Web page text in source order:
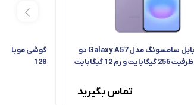
گوشی موبایل سامسونگ مدل Galaxy A57 دو
سیم‌کارت ظرفیت 256 گیگابایت و رم 12 گیگابایت
تماس بگیرید
128